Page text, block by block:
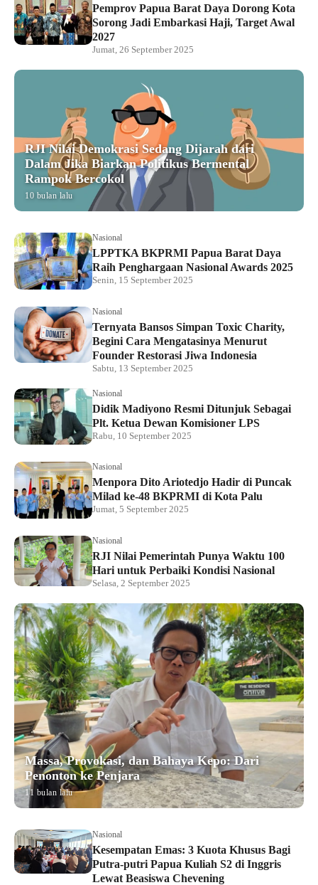
Pemprov Papua Barat Daya Dorong Kota
Sorong Jadi Embarkasi Haji, Target Awal
2027
Jumat, 26 September 2025
RJI Nilai Demokrasi Sedang Dijarah dari
Dalam Jika Biarkan Politikus Bermental
Rampok Bercokol
10 bulan lalu
Nasional
LPPTKA BKPRMI Papua Barat Daya
Raih Penghargaan Nasional Awards 2025
Senin, 15 September 2025
Nasional
Ternyata Bansos Simpan Toxic Charity,
Begini Cara Mengatasinya Menurut
Founder Restorasi Jiwa Indonesia
Sabtu, 13 September 2025
Nasional
Didik Madiyono Resmi Ditunjuk Sebagai
Plt. Ketua Dewan Komisioner LPS
Rabu, 10 September 2025
Nasional
Menpora Dito Ariotedjo Hadir di Puncak
Milad ke-48 BKPRMI di Kota Palu
Jumat, 5 September 2025
Nasional
RJI Nilai Pemerintah Punya Waktu 100
Hari untuk Perbaiki Kondisi Nasional
Selasa, 2 September 2025
Massa, Provokasi, dan Bahaya Kepo: Dari
Penonton ke Penjara
11 bulan lalu
Nasional
Kesempatan Emas: 3 Kuota Khusus Bagi
Putra-putri Papua Kuliah S2 di Inggris
Lewat Beasiswa Chevening